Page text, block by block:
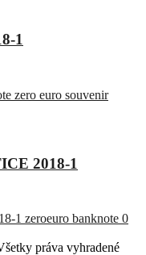
1
2018-1
práva vyhradené